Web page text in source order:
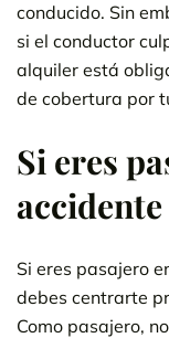
conducido. Sin
si el conductor
alquiler está
de cobertura por
Si eres
Si eres pasajero
debes centrarte
Como pasajero,